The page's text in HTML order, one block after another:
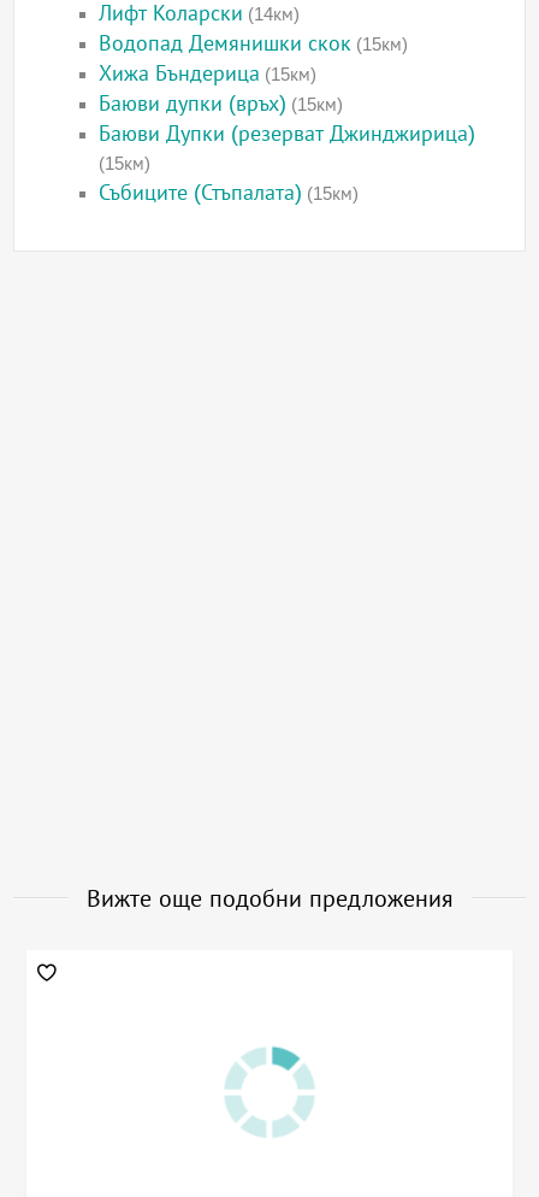
Лифт Коларски (14км)
Водопад Демянишки скок (15км)
Хижа Бъндерица (15км)
Баюви дупки (връх) (15км)
Баюви Дупки (резерват Джинджирица)
(15км)
Събиците (Стъпалата) (15км)
Вижте още подобни предложения